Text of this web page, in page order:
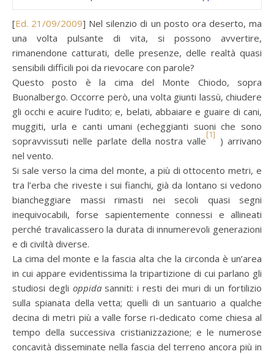
[Ed. 21/09/2009] Nel silenzio di un posto ora deserto, ma
una volta pulsante di vita, si possono avvertire,
rimanendone catturati, delle presenze, delle realtà quasi
sensibili difficili poi da rievocare con parole?
Questo posto è la cima del Monte Chiodo, sopra
Buonalbergo. Occorre però, una volta giunti lassù, chiudere
gli occhi e acuire l’udito; e, belati, abbaiare e guaire di cani,
muggiti, urla e canti umani (echeggianti suoni che sono
sopravvissuti nelle parlate della nostra valle
[1]
) arrivano
nel vento.
Si sale verso la cima del monte, a più di ottocento metri, e
tra l’erba che riveste i sui fianchi, già da lontano si vedono
biancheggiare massi rimasti nei secoli quasi segni
inequivocabili, forse sapientemente connessi e allineati
perché travalicassero la durata di innumerevoli generazioni
e di civiltà diverse.
La cima del monte e la fascia alta che la circonda è un’area
in cui appare evidentissima la tripartizione di cui parlano gli
studiosi degli oppidasanniti: i resti dei muri di un fortilizio
sulla spianata della vetta; quelli di un santuario a qualche
decina di metri più a valle forse ri-dedicato come chiesa al
tempo della successiva cristianizzazione; e le numerose
concavità disseminate nella fascia del terreno ancora più in